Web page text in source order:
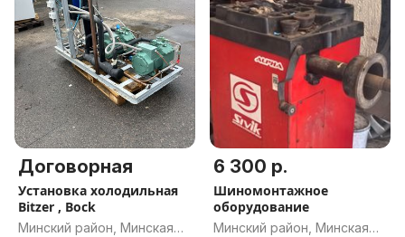
Договорная
Установка холодильная
Bitzer , Bock
Минский район, Минская
6 300 р.
Шиномонтажное
оборудование
Минский район, Минская